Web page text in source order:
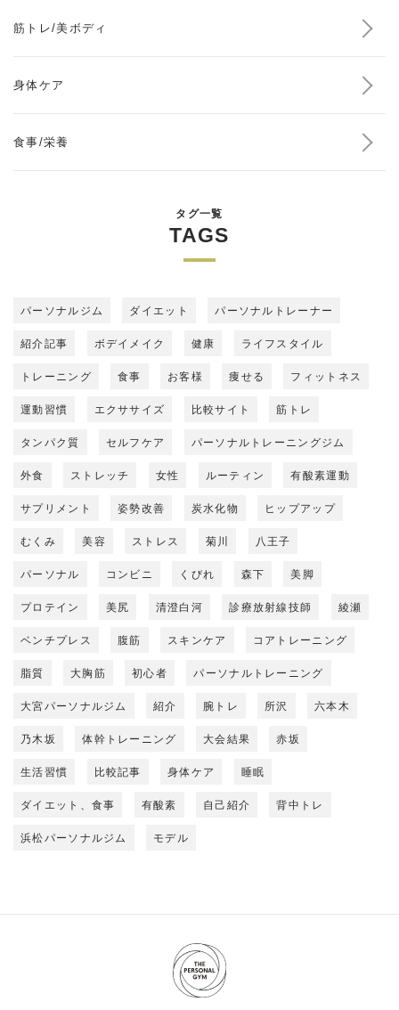
筋トレ/美ボディ
身体ケア
食事/栄養
タグ一覧
TAGS
パーソナルジム ダイエット パーソナルトレーナー
紹介記事 ボデイメイク 健康 ライフスタイル
トレーニング 食事 お客様 痩せる フィットネス
運動習慣 エクササイズ 比較サイト 筋トレ
タンパク質 セルフケア パーソナルトレーニングジム
外食 ストレッチ 女性 ルーティン 有酸素運動
サプリメント 姿勢改善 炭水化物 ヒップアップ
むくみ 美容 ストレス 菊川 八王子
パーソナル コンビニ くびれ 森下 美脚
プロテイン 美尻 清澄白河 診療放射線技師 綾瀬
ベンチプレス 腹筋 スキンケア コアトレーニング
脂質 大胸筋 初心者 パーソナルトレーニング
大宮パーソナルジム 紹介 腕トレ 所沢 六本木
乃木坂 体幹トレーニング 大会結果 赤坂
生活習慣 比較記事 身体ケア 睡眠
ダイエット、食事 有酸素 自己紹介 背中トレ
浜松パーソナルジム モデル